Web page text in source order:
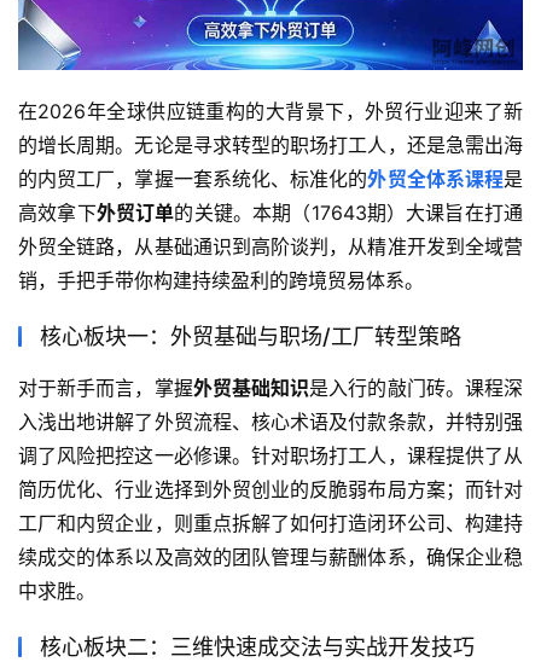
在2026年全球供应链重构的大背景下，外贸行业迎来了新
的增长周期。无论是寻求转型的职场打工人，还是急需出海
的内贸工厂，掌握一套系统化、标准化的外贸全体系课程是
高效拿下外贸订单的关键。本期（17643期）大课旨在打通
外贸全链路，从基础通识到高阶谈判，从精准开发到全域营
销，手把手带你构建持续盈利的跨境贸易体系。
核心板块一：外贸基础与职场/工厂转型策略
对于新手而言，掌握外贸基础知识是入行的敲门砖。课程深
入浅出地讲解了外贸流程、核心术语及付款条款，并特别强
调了风险把控这一必修课。针对职场打工人，课程提供了从
简历优化、行业选择到外贸创业的反脆弱布局方案；而针对
工厂和内贸企业，则重点拆解了如何打造闭环公司、构建持
续成交的体系以及高效的团队管理与薪酬体系，确保企业稳
中求胜。
核心板块二：三维快速成交法与实战开发技巧